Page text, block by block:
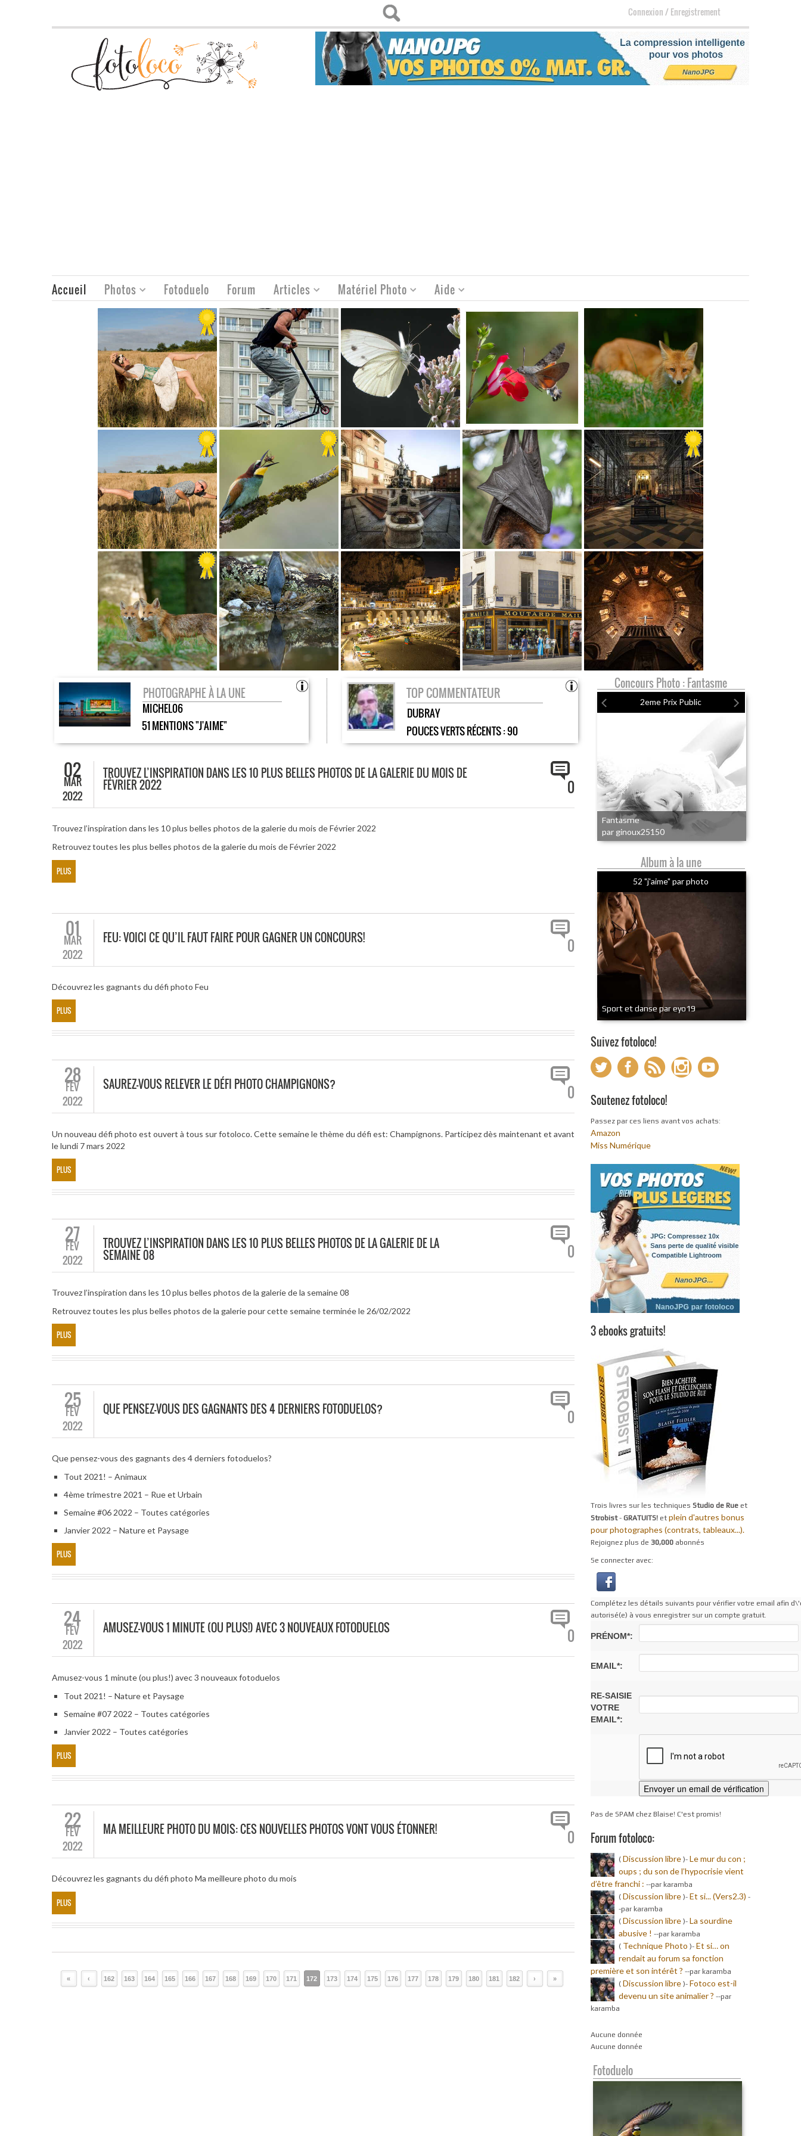
Connexion/Enregistrement
Accueil Photos Fotoduelo Forum Articles Matériel Photo Aide
PHOTOGRAPHE À LA UNE
MICHEL06
51 MENTIONS "J'AIME"
TOP COMMENTATEUR
DUBRAY
POUCES VERTS RÉCENTS :90
02
MAR
2022
TROUVEZ L’INSPIRATION DANS LES 10 PLUS BELLES PHOTOS DE LA GALERIE DU MOIS DE
FÉVRIER 2022 0
Trouvez l’inspiration dans les 10 plus belles photos de la galerie du mois de Février 2022
Retrouvez toutes les plus belles photos de la galerie du mois de Février 2022
PLUS
01
MAR
2022
FEU: VOICI CE QU’IL FAUT FAIRE POUR GAGNER UN CONCOURS! 0
Découvrez les gagnants du défi photo Feu
PLUS
28
FÉV
2022
SAUREZ-VOUS RELEVER LE DÉFI PHOTO CHAMPIGNONS? 0
Un nouveau défi photo est ouvert à tous sur fotoloco. Cette semaine le thème du défi est: Champignons. Participez dès maintenant et avant
le lundi 7 mars 2022
PLUS
27
FÉV
2022
TROUVEZ L’INSPIRATION DANS LES 10 PLUS BELLES PHOTOS DE LA GALERIE DE LA
SEMAINE 08 0
Trouvez l’inspiration dans les 10 plus belles photos de la galerie de la semaine 08
Retrouvez toutes les plus belles photos de la galerie pour cette semaine terminée le 26/02/2022
PLUS
25
FÉV
2022
QUE PENSEZ-VOUS DES GAGNANTS DES 4 DERNIERS FOTODUELOS? 0
Que pensez-vous des gagnants des 4 derniers fotoduelos?
Tout 2021! – Animaux
4ème trimestre 2021 – Rue et Urbain
Semaine #06 2022 – Toutes catégories
Janvier 2022 – Nature et Paysage
PLUS
24
FÉV
2022
AMUSEZ-VOUS 1 MINUTE (OU PLUS!) AVEC 3 NOUVEAUX FOTODUELOS 0
Amusez-vous 1 minute (ou plus!) avec 3 nouveaux fotoduelos
Tout 2021! – Nature et Paysage
Semaine #07 2022 – Toutes catégories
Janvier 2022 – Toutes catégories
PLUS
22
FÉV
2022
MA MEILLEURE PHOTO DU MOIS: CES NOUVELLES PHOTOS VONT VOUS ÉTONNER! 0
Découvrez les gagnants du défi photo Ma meilleure photo du mois
PLUS
« ‹ 162 163 164 165 166 167 168 169 170 171 172 173 174 175 176 177 178 179 180 181 182 › »
Concours Photo : Fantasme
2eme Prix Public
Fantasme
par ginoux25150
Album à la une
52 "j'aime" par photo
Sport et danse par eyo19
Suivez fotoloco!
Soutenez fotoloco!
Passez par ces liens avant vos achats:
Amazon
Miss Numérique
3 ebooks gratuits!
Trois livres sur les techniques Studio de Rueet
Strobist- GRATUITS! et plein d'autres bonus
pour photographes (contrats, tableaux...).
Rejoignez plus de 30,000abonnés
Se connecter avec:
Complétez les détails suivants pour vérifier votre email afin
autorisé(e) à vous enregistrer sur un compte gratuit.
PRÉNOM*:
EMAIL*:
RE-SAISIE
VOTRE
EMAIL*:
Pas de SPAM chez Blaise! C'est promis!
Forum fotoloco:
( Discussion libre)- Le mur du con ;
oups ; du son de l’hypocrisie vient
d’être franchi : --par karamba
( Discussion libre)- Et si... (Vers2.3) -
-par karamba
( Discussion libre)- La sourdine
abusive ! --par karamba
( Technique Photo )- Et si… on
rendait au forum sa fonction
première et son intérêt ? --par karamba
( Discussion libre)- Fotoco est-il
devenu un site animalier ? --par
karamba
Aucune donnée
Aucune donnée
Fotoduelo